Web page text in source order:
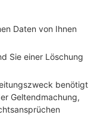
Daten von Ihnen
Sie einer Löschung
benötigt
Geltendmachung,